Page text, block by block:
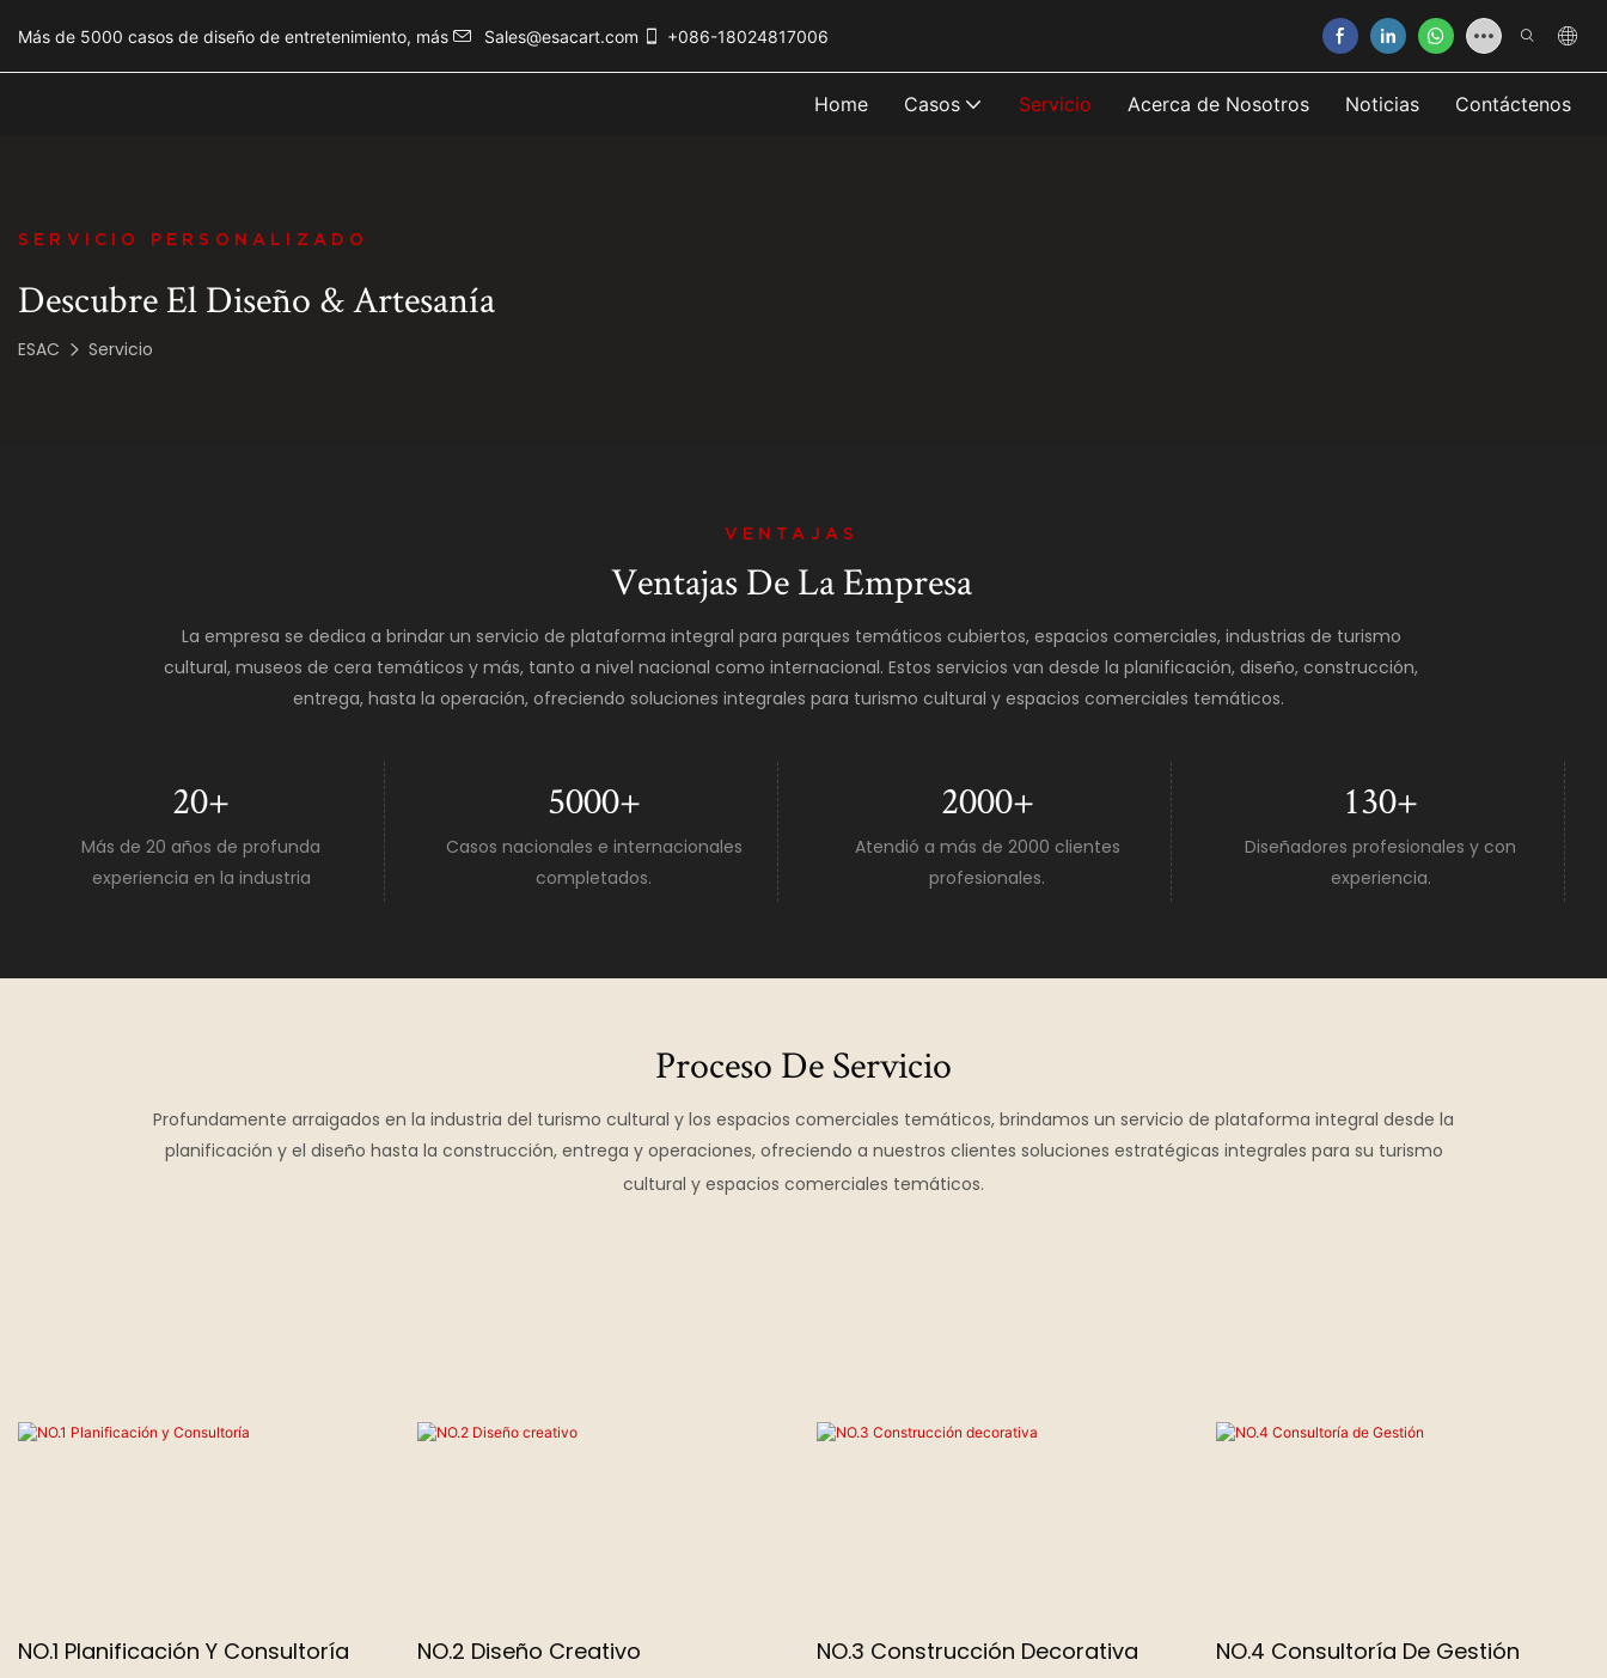
Más de 5000 casos de diseño de entretenimiento, más Sales@esacart.com +086-18024817006
Home Casos Servicio Acerca de Nosotros Noticias Contáctenos
SERVICIO PERSONALIZADO
Descubre El Diseño & Artesanía
ESAC Servicio
VENTAJAS
Ventajas De La Empresa
La empresa se dedica a brindar un servicio de plataforma integral para parques temáticos cubiertos, espacios comerciales, industrias de turismo
cultural, museos de cera temáticos y más, tanto a nivel nacional como internacional. Estos servicios van desde la planificación, diseño, construcción,
entrega, hasta la operación, ofreciendo soluciones integrales para turismo cultural y espacios comerciales temáticos.
20+
Más de 20 años de profunda
experiencia en la industria
5000+
Casos nacionales e internacionales
completados.
2000+
Atendió a más de 2000 clientes
profesionales.
130+
Diseñadores profesionales y con
experiencia.
Proceso De Servicio
Profundamente arraigados en la industria del turismo cultural y los espacios comerciales temáticos, brindamos un servicio de plataforma integral desde la
planificación y el diseño hasta la construcción, entrega y operaciones, ofreciendo a nuestros clientes soluciones estratégicas integrales para su turismo
cultural y espacios comerciales temáticos.
NO.1 Planificación Y Consultoría NO.2 Diseño Creativo NO.3 Construcción Decorativa NO.4 Consultoría De Gestión